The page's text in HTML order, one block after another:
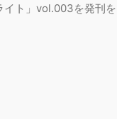
イト」vol.003を発刊